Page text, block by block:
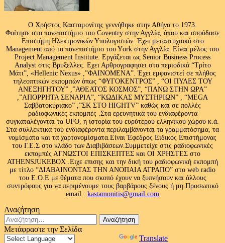
Ο Χρήστος Κασταμονίτης γεννήθηκε στην Αθήνα το 1973.
Φοίτησε στο πανεπιστήμιο του Coventry στην Αγγλία, όπου και σπούδασε
Επιστήμη Ηλεκτρονικών Υπολογιστών. Έχει μεταπτυχιακό στο
Management από το πανεπιστήμιο του Υork στην Αγγλία. Είναι μέλος του
Project Management Institute. Εργάζεται ως Senior Business Process
Analyst στις Βρυξελλες. Εχει Αρθρογραφησει στα περιοδικά “Τρίτο
Μάτι”, «Hellenic Nexus» ,”ΦΑΙΝΟΜΕΝΑ”. Έχει εμφανιστεί σε πλήθος
τηλεοπτικών εκπομπών όπως “ΦΥΓΟΚΕΝΤΡΟΣ” , “ΟΙ ΠΥΛΕΣ ΤΟΥ
ΑΝΕΞΗΓΗΤΟΥ” ,”ΑΘΕΑΤΟΣ ΚΟΣΜΟΣ”, “ΠΑΝΩ ΣΤΗΝ ΩΡΑ”
,”ΑΠΟΡΡΗΤΑ ΣΕΝΑΡΙΑ”, “ΚΩΔΙΚΑΣ ΜΥΣΤΗΡΙΩΝ” , “MEGA
Σαββατοκύριακο” ,”ΣΚ ΣΤΟ HIGHTV” καθώς και σε πολλές
ραδιοφωνικές εκπομπές .Στα ερευνητικά του ενδιαφέροντα
συγκαταλέγονται τα UFO, η ιστορία του ευρύτερου ελληνικού χώρου κ.ά.
Στα συλλεκτικά του ενδιαφέροντα περιλαμβάνονται τα γραμματόσημα, τα
νομίσματα και τα χαρτονομίσματα.Είναι Έφεδρος Ειδικός Επιστήμονας
του Γ.Ε.Σ στο κλάδο των Διαβιβάσεων.Συμμετείχε στις ραδιοφωνικές
εκπομπές ΑΓΝΩΣΤΟΙ ΕΠΙΣΚΕΠΤΕΣ και ΟΙ ΧΡΗΣΤΕΣ στο
ATHENSJUKEBOX .Ειχε επισης και την δική του ραδιοφωνική εκπομπή
με τίτλο “ΔΙΑΒΑΙΝΟΝΤΑΣ ΤΗΝ ΑΝΟΠΑΙΑ ΑΤΡΑΠΟ” στο web radio
του Ε.Ο.Ε με θέματα που σκοπό έχουν να ξυπνήσουν και άλλους
συντρόφους για να περιμένουμε τους βαρβάρους ξένους ή μη.Προσωπικό
email : kastamonitis@gmail.com
Αναζήτηση
Αναζήτηση
για:
Μετάφραστε την Σελίδα
Translate